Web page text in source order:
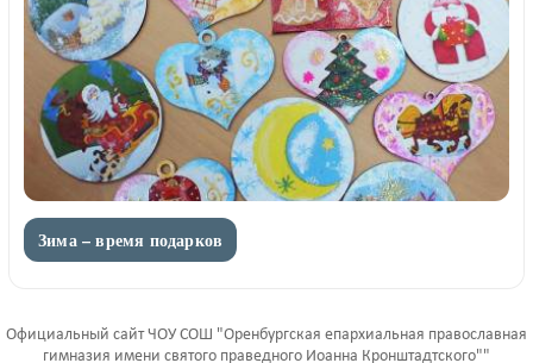
Зима – время подарков
Официальный сайт ЧОУ СОШ "Оренбургская епархиальная православная
гимназия имени святого праведного Иоанна Кронштадтского""